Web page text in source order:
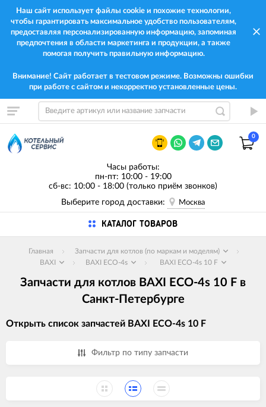
Наш сайт использует файлы cookie и похожие технологии,
чтобы гарантировать максимальное удобство пользователям,
предоставляя персонализированную информацию, запоминая
предпочтения в области маркетинга и продукции, а также
помогая получить правильную информацию.
Внимание! Сайт работает в тестовом режиме. Возможны ошибки
при работе с сайтом и некорректно установленные цены.
0
Часы работы:
пн-пт: 10:00 - 19:00
сб-вс: 10:00 - 18:00 (только приём звонков)
Выберите город доставки:
Москва
КАТАЛОГ ТОВАРОВ
Главная
Запчасти для котлов (по маркам и моделям)
BAXI
BAXI ECO-4s BAXI ECO-4s 10 F
Запчасти для котлов BAXI ECO-4s 10 F в
Санкт-Петербурге
Открыть список запчастей BAXI ECO-4s 10 F
Фильтр по типу запчасти